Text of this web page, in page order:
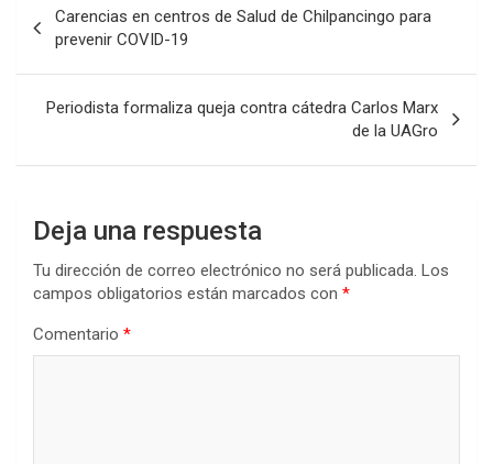
de
entradas
Carencias en centros de Salud de Chilpancingo para
prevenir COVID-19
Periodista formaliza queja contra cátedra Carlos Marx
de la UAGro
Deja una respuesta
Tu dirección de correo electrónico no será publicada. Los
campos obligatorios están marcados con *
Comentario *